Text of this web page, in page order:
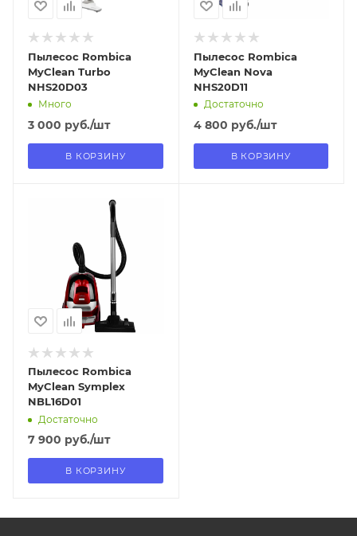
Пылесос Rombica
MyClean Turbo
NHS20D03
Много
3 000 руб./шт
В КОРЗИНУ
Пылесос Rombica
MyClean Nova
NHS20D11
Достаточно
4 800 руб./шт
В КОРЗИНУ
В наличии в пункте
самовывоза
Пылесос Rombica
MyClean Symplex
NBL16D01
Достаточно
7 900 руб./шт
В КОРЗИНУ